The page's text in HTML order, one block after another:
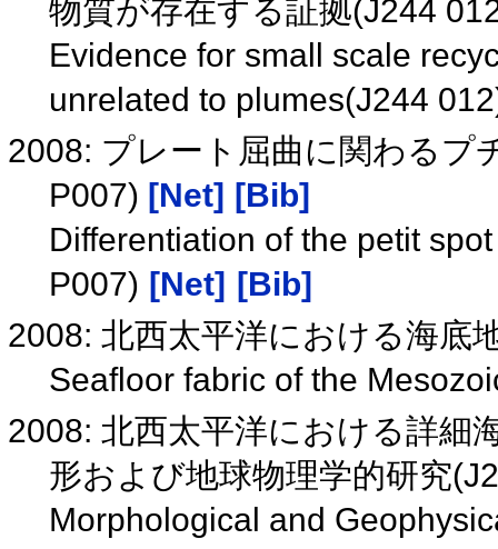
物質が存在する証拠(J244
Evidence for small scale
unrelated to plumes(J244
2008: プレート屈曲に関わるプ
P007) [Net] [Bib]
Differentiation of the petit
P007) [Net] [Bib]
2008: 北西太平洋における海底
Seafloor fabric of the
2008: 北西太平洋における詳細
形および地球物理学的研究
Morphological and